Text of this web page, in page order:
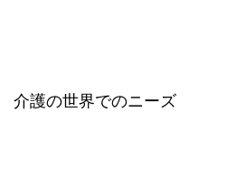
介護の世界でのニーズ